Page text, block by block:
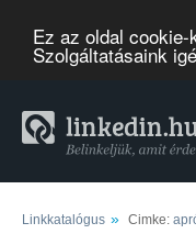
Ez az oldal
Szolgáltatásaink
Linkkatalógus » Cimke: